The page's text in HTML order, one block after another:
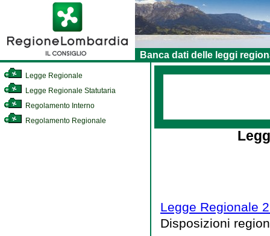
Banca dati delle leggi
Legge Regionale
Legge Regionale Statutaria
Regolamento Interno
Regolamento Regionale
Legge Regionale
Disposizioni